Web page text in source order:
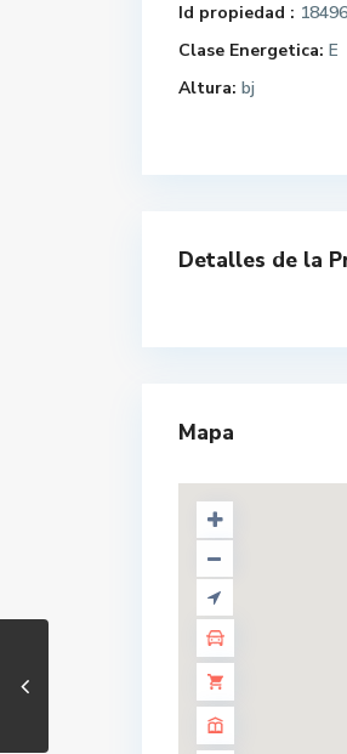
Id propiedad :
Clase Energetica: E
Altura: bj
Detalles de la
Mapa